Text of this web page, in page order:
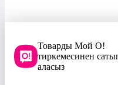
Товарды Мой О!
тиркемесинен
аласыз